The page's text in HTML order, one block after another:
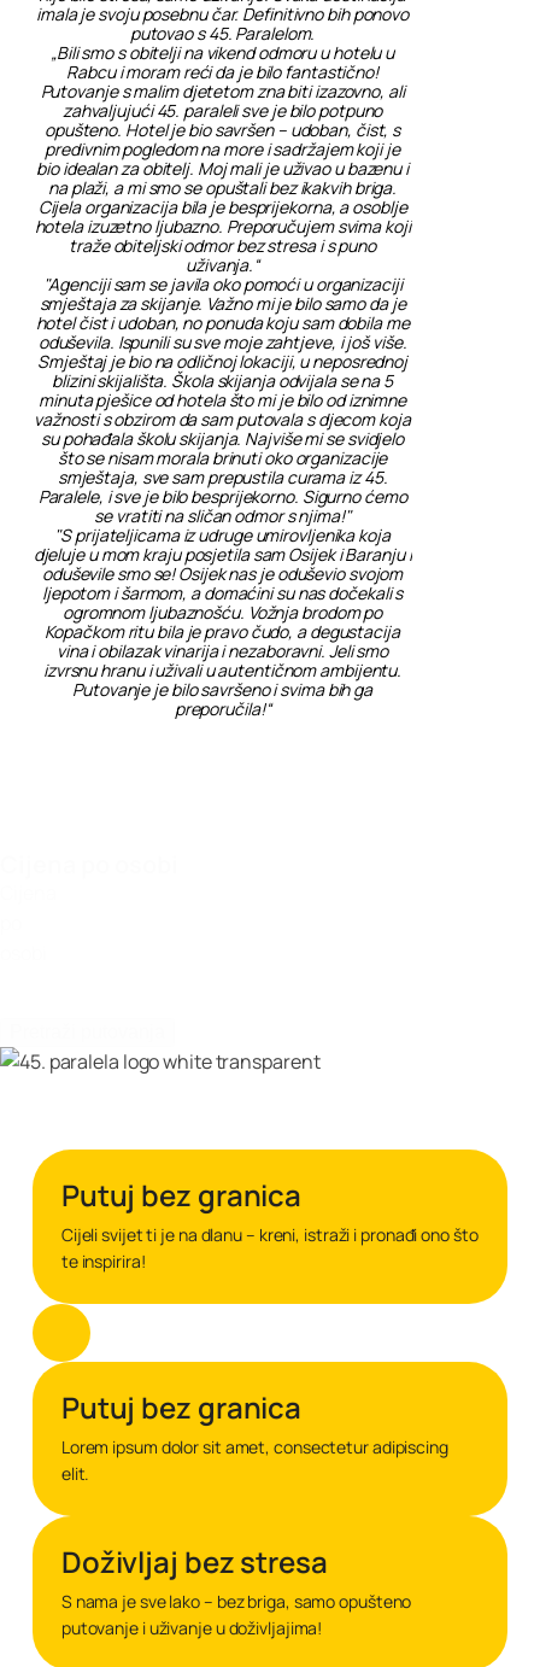
imala je svoju posebnu čar. Definitivno bih ponovo
putovao s 45. Paralelom.
„Bili smo s obitelji na vikend odmoru u hotelu u
Rabcu i moram reći da je bilo fantastično!
Putovanje s malim djetetom zna biti izazovno, ali
zahvaljujući 45. paraleli sve je bilo potpuno
opušteno. Hotel je bio savršen – udoban, čist, s
predivnim pogledom na more i sadržajem koji je
bio idealan za obitelj. Moj mali je uživao u bazenu i
na plaži, a mi smo se opuštali bez ikakvih briga.
Cijela organizacija bila je besprijekorna, a osoblje
hotela izuzetno ljubazno. Preporučujem svima koji
traže obiteljski odmor bez stresa i s puno
uživanja.“
"Agenciji sam se javila oko pomoći u organizaciji
smještaja za skijanje. Važno mi je bilo samo da je
hotel čist i udoban, no ponuda koju sam dobila me
oduševila. Ispunili su sve moje zahtjeve, i još više.
Smještaj je bio na odličnoj lokaciji, u neposrednoj
blizini skijališta. Škola skijanja odvijala se na 5
minuta pješice od hotela što mi je bilo od iznimne
važnosti s obzirom da sam putovala s djecom koja
su pohađala školu skijanja. Najviše mi se svidjelo
što se nisam morala brinuti oko organizacije
smještaja, sve sam prepustila curama iz 45.
Paralele, i sve je bilo besprijekorno. Sigurno ćemo
se vratiti na sličan odmor s njima!"
"S prijateljicama iz udruge umirovljenika koja
djeluje u mom kraju posjetila sam Osijek i Baranju i
oduševile smo se! Osijek nas je oduševio svojom
ljepotom i šarmom, a domaćini su nas dočekali s
ogromnom ljubaznošću. Vožnja brodom po
Kopačkom ritu bila je pravo čudo, a degustacija
vina i obilazak vinarija i nezaboravni. Jeli smo
izvrsnu hranu i uživali u autentičnom ambijentu.
Putovanje je bilo savršeno i svima bih ga
preporučila!“
Putuj bez granica
Cijeli svijet ti je na dlanu – kreni, istraži i pronađi ono što
te inspirira!
Putuj bez granica
Lorem ipsum dolor sit amet, consectetur adipiscing
elit.
Doživljaj bez stresa
S nama je sve lako – bez briga, samo opušteno
putovanje i uživanje u doživljajima!